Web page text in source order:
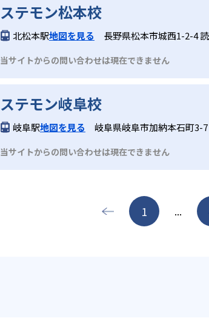
ステモン松本校
北松本駅地図を見る 長野県松本市城西1-2-4
当サイトからの問い合わせは現在できません
ステモン岐阜校
岐阜駅地図を見る 岐阜県岐阜市加納本石町3-
当サイトからの問い合わせは現在できません
1 ...